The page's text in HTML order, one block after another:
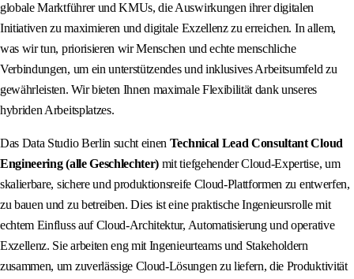
globale Marktführer und KMUs, die Auswirkungen ihrer digitalen
Initiativen zu maximieren und digitale Exzellenz zu erreichen. In allem,
was wir tun, priorisieren wir Menschen und echte menschliche
Verbindungen, um ein unterstützendes und inklusives Arbeitsumfeld zu
gewährleisten. Wir bieten Ihnen maximale Flexibilität dank unseres
hybriden Arbeitsplatzes.
Das Data Studio Berlin sucht einen Technical Lead Consultant Cloud
Engineering (alle Geschlechter) mit tiefgehender Cloud-Expertise, um
skalierbare, sichere und produktionsreife Cloud-Plattformen zu entwerfen,
zu bauen und zu betreiben. Dies ist eine praktische Ingenieursrolle mit
echtem Einfluss auf Cloud-Architektur, Automatisierung und operative
Exzellenz. Sie arbeiten eng mit Ingenieurteams und Stakeholdern
zusammen, um zuverlässige Cloud-Lösungen zu liefern, die Produktivität